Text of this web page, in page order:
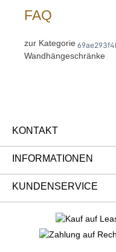
FAQ
zur Kategorie
Wandhängeschränke
KONTAKT
INFORMATIONEN
KUNDENSERVICE